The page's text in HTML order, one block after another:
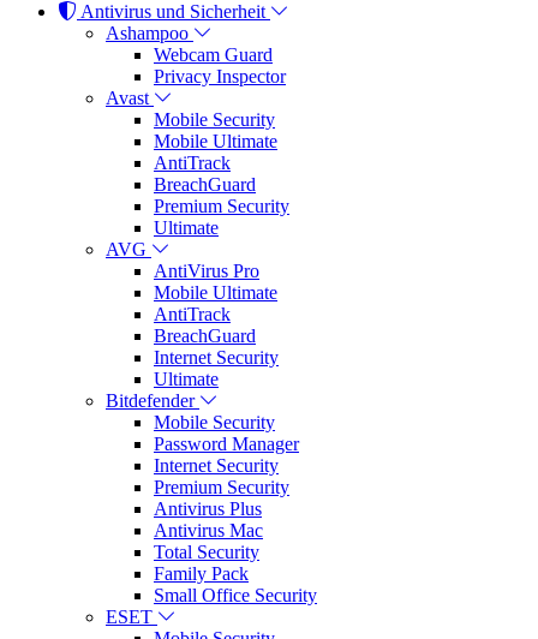
Antivirus und Sicherheit
Ashampoo
Webcam Guard
Privacy Inspector
Avast
Mobile Security
Mobile Ultimate
AntiTrack
BreachGuard
Premium Security
Ultimate
AVG
AntiVirus Pro
Mobile Ultimate
AntiTrack
BreachGuard
Internet Security
Ultimate
Bitdefender
Mobile Security
Password Manager
Internet Security
Premium Security
Antivirus Plus
Antivirus Mac
Total Security
Family Pack
Small Office Security
ESET